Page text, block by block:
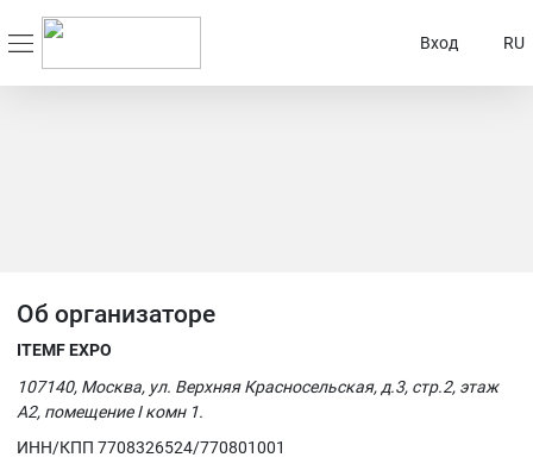
Вход RU
Об организаторе
ITEMF EXPO
107140, Москва, ул. Верхняя Красносельская, д.3, стр.2, этаж
А2, помещение I комн 1.
ИНН/КПП 7708326524/770801001